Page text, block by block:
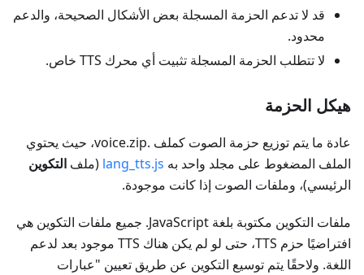
قد لا تدعم الحزمة المسجلة بعض الأشكال الصحيحة، والدعم
محدود.
لا تتطلب الحزمة المسجلة تثبيت أي محرك TTS خاص.
هيكل الحزمة
عادة ما يتم توزيع حزمة الصوت كملف .voice.zip، حيث يحتوي
الملف المضغوط على مجلد واحد به lang_tts.js (ملف التكوين
الرئيسي)، وملفات الصوت إذا كانت موجودة.
ملفات التكوين مكتوبة بلغة JavaScript. جميع ملفات التكوين هي
افتراضيًا حزم TTS، حتى لو لم يكن هناك TTS موجود بعد لدعم
اللغة. ولاحقًا يتم توسيع التكوين عن طريق تعيين "عبارات